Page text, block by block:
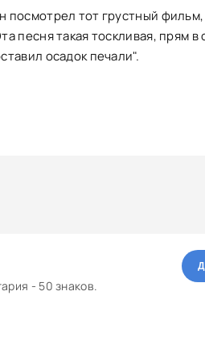
посмотрел тот грустный фильм,
песня такая тоскливая, прям в
осадок печали".
- 50 знаков.